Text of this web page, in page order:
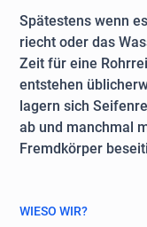
Spätestens wenn
riecht oder das
Zeit für eine
entstehen
lagern sich
ab und manchmal
Fremdkörper
WIESO WIR?